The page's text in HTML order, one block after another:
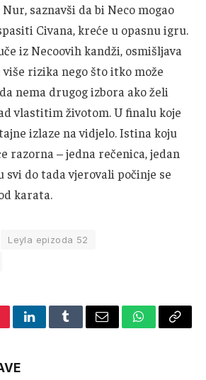
saznavši da bi Neco mogao
Civana, kreće u opasnu igru.
iz Necoovih kandži, osmišljava
rizika nego što itko može
nema drugog izbora ako želi
vlastitim životom. U finalu koje
izlaze na vidjelo. Istina koju
razorna – jedna rečenica, jedan
svi do tada vjerovali počinje se
karata.
Leyla epizoda 52
LinkedInTumblrEmail WhatsApp
Copy